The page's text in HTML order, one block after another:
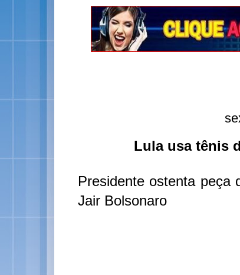
Lula usa tênis
Presidente ostenta peça
Jair Bolsonaro